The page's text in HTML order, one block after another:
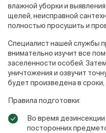
влажной уборки и
щелей, неисправной
полностью просушить и
Специалист нашей службы
внимательно изучит все
заселенности особей.
уничтожения и озвучит
будет произведена в сроки,
Правила подготовки:
Во время
посторонних